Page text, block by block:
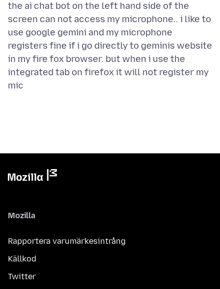
the ai chat bot on the left hand side of the
screen can not access my microphone.. i like to
use google gemini and my microphone
registers fine if i go directly to geminis website
in my fire fox browser. but when i use the
integrated tab on firefox it will not register my
Mozilla
Rapportera varumärkesintrång
Källkod
Twitter